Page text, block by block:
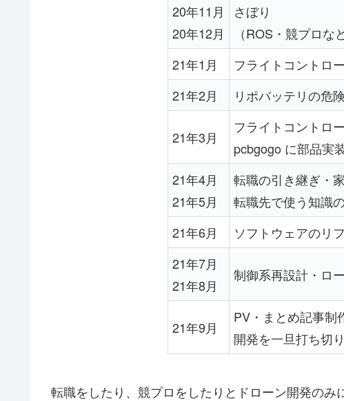
20年11月
20年12月
さぼり
（ROS・競プロな
21年1月
フライトコントロ
21年2月
リポバッテリの危
21年3月
フライトコントロ
pcbgogo に部品実
21年4月
21年5月
転職の引き継ぎ・
転職先で使う知識
21年6月
ソフトウェアのリ
21年7月
21年8月
制御系再設計・ロ
21年9月
PV・まとめ記事制
開発を一旦打ち切り
転職をしたり、競プロをしたりとドローン開発の